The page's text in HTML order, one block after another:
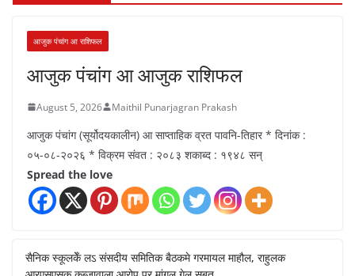
आजुक पंचांग आ राशिफल
आजुक पंचांग आ आजुक राशिफल
August 5, 2026 Maithil Punarjagran Prakash
आजुक पंचांग (सूर्योदयकालीन) आ साप्ताहिक व्रत पावनि-तिहार * दिनांक :
०५-०८-२०२६ * विक्रम संवत : २०८३ शकाब्द : १९४८ सन्
Spread the love
सैनिक स्कूलकेँ लऽ संसदीय समितिक बैठकमे गरमायल माहौल, राहुलक